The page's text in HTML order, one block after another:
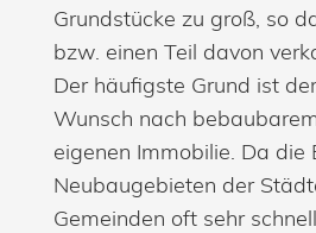
Grundstücke zu groß, so
bzw. einen Teil davon
Der häufigste Grund ist
Wunsch nach
eigenen Immobilie. Da die
Neubaugebieten der
Gemeinden oft sehr